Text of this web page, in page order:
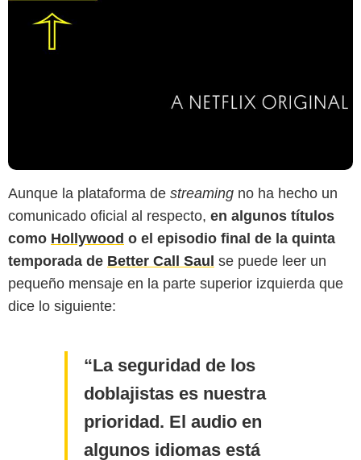
Aunque la plataforma de streaming no ha hecho un
comunicado oficial al respecto, en algunos títulos
como Hollywood o el episodio final de la quinta
temporada de Better Call Saul se puede leer un
pequeño mensaje en la parte superior izquierda que
dice lo siguiente:
La seguridad de los
doblajistas es nuestra
prioridad. El audio en
algunos idiomas está